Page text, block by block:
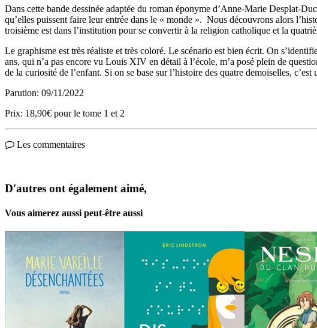
Dans cette bande dessinée adaptée du roman éponyme d’Anne-Marie Desplat-
qu’elles puissent faire leur entrée dans le « monde ». Nous découvrons alors
troisième est dans l’institution pour se convertir à la religion catholique et la
Le graphisme est très réaliste et très coloré. Le scénario est bien écrit. On
ans, qui n’a pas encore vu Louis XIV en détail à l’école, m’a posé plein de
de la curiosité de l’enfant. Si on se base sur l’histoire des quatre demoiselles,
Parution: 09/11/2022
Prix: 18,90€ pour le tome 1 et 2
Les commentaires
D'autres ont également aimé,
Vous aimerez aussi peut-être aussi